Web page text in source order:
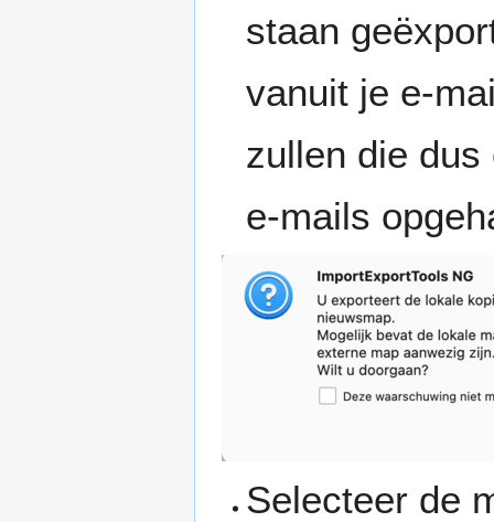
staan
vanuit je e-
zullen die
e-mails
Selecteer de